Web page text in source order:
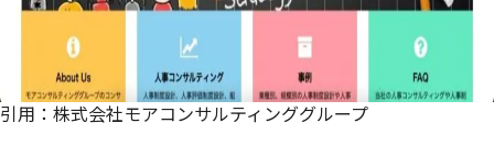
引用： 株式会社モアコンサルティンググループ